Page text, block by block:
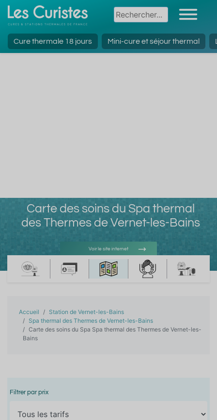
Cure thermale 18 jours Mini-cure et séjour thermal
Carte des soins du Spa thermal
des Thermes de Vernet-les-Bains
Voir le site internet
Voir l'adresse e-mail
Accueil
Station de Vernet-les-Bains
Spa thermal des Thermes de Vernet-les-Bains
Carte des soins du Spa Spa thermal des Thermes de Vernet-les-
Bains
Filtrer par prix